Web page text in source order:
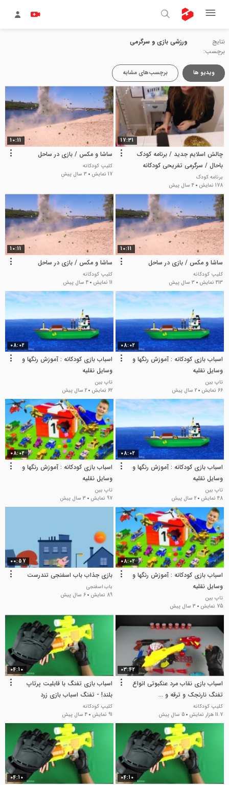
نتایج
برچسب:
ورزشی بازی و سرگرمی
ویدیو ها برچسب‌های مشابه
17:31
چالش اسلایم جدید / برنامه کودک
باحال / سرگرمی تفریحی کودکانه
برنامه کودک
178 نمایش
4 سال پیش
10:11
ساشا و مکس / بازی در ساحل
کلیپ کودکانه
17 نمایش
3 سال پیش
10:11
ساشا و مکس / بازی در ساحل
کلیپ کودکانه
413 نمایش
3 سال پیش
10:11
ساشا و مکس / بازی در ساحل
کلیپ کودکانه
11 نمایش
4 سال پیش
08:02
اسباب بازی کودکانه : آموزش رنگها و
وسایل نقلیه
تاپ بین
66 نمایش
2 سال پیش
08:02
اسباب بازی کودکانه : آموزش رنگها و
وسایل نقلیه
تاپ بین
62 نمایش
2 سال پیش
08:02
اسباب بازی کودکانه : آموزش رنگها و
وسایل نقلیه
تاپ بین
48 نمایش
2 سال پیش
08:02
اسباب بازی کودکانه : آموزش رنگها و
وسایل نقلیه
تاپ بین
97 نمایش
3 سال پیش
08:02
اسباب بازی کودکانه : آموزش رنگها و
وسایل نقلیه
تاپ بین
75 نمایش
3 سال پیش
00:57
بازی جذاب باب اسفنجی تندرست
باب اسفنجی
89 نمایش
6 سال پیش
03:42
اسباب بازی نقاب مرد عنکبوتی انواع
تفنگ نارنجک و ترقه و ...
کلیپ کودکانه
11.7 هزار نمایش
5 سال پیش
04:10
اسباب بازی تفنگ با قابلیت پرتاپ
بلند! - تفنگ اسباب بازی زرد
کلیپ کودکانه
91 نمایش
4 سال پیش
04:10
04:10